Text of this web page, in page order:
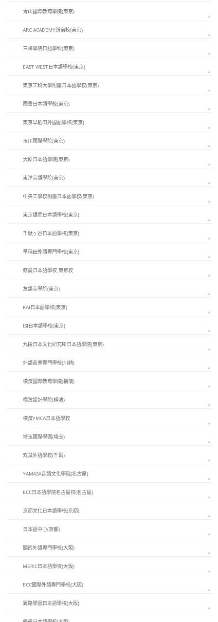
青山國際教育學院(東京)
ARC ACADEMY新宿校(東京)
三峰學院日語學科(東京)
EAST WEST日本語學校(東京)
東京工科大學附屬日本語學校(東京)
國書日本語學校(東京)
東京早稻田外國語學校(東京)
玉川國際學院(東京)
大原日本語學院(東京)
東洋言語學院(東京)
中央工學校附屬日本語學校(東京)
東京銀星日本語學校(東京)
千駄ヶ谷日本語學校(東京)
早稻田外語專門學校(東京)
修曼日本語學校 東京校
友語言學院(東京)
KAI日本語學校(東京)
ISI日本語學校(東京)
九段日本文化研究所日本語學院(東京)
外語商業專門學校(川崎)
橫濱國際教育學院(橫濱)
橫濱設計學院(横濱)
橫濱YMCA日本語學校
埼玉國際學園(埼玉)
双葉外語學校(千葉)
YAMASA言語文化學院(名古屋)
ECC日本語學院名古屋校(名古屋)
京都文化日本語學校(京都)
日本語中心(京都)
關西外語專門學校(大阪)
MERIC日本語學校(大阪)
ECC國際外語專門學校(大阪)
翼路學園日本語學校(大阪)